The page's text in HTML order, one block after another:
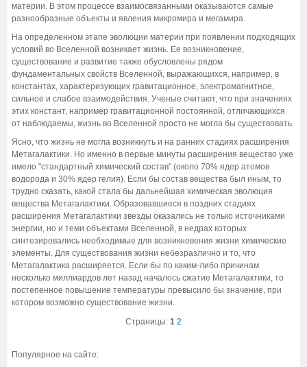
материи. В этом процессе взаимосвязанными оказываются самые
разнообразные объекты и явления микромира и мегамира.
На определенном этапе эволюции материи при появлении подходящих
условий во Вселенной возникает жизнь. Ее возникновение,
существование и развитие также обусловлены рядом
фундаментальных свойств Вселенной, выражающихся, например, в
константах, характеризующих гравитационное, электромагнитное,
сильное и слабое взаимодействия. Ученые считают, что при значениях
этих констант, например гравитационной постоянной, отличающихся
от наблюдаемы, жизнь во Вселенной просто не могла бы существовать.
Ясно, что жизнь не могла возникнуть и на ранних стадиях расширения
Метагалактики. Но именно в первые минуты расширения вещество уже
имело "стандартный химический состав" (около 70% ядер атомов
водорода и 30% ядер гелия). Если бы состав вещества был иным, то
трудно сказать, какой стала бы дальнейшая химическая эволюция
вещества Метагалактики. Образовавшиеся в поздних стадиях
расширения Метагалактики звезды оказались не только источниками
энергии, но и теми объектами Вселенной, в недрах которых
синтезировались необходимые для возникновения жизни химические
элементы. Для существования жизни небезразлично и то, что
Метагалактика расширяется. Если бы по каким-либо причинам
несколько миллиардов лет назад началось сжатие Метагалактики, то
постепенное повышение температуры превысило бы значение, при
котором возможно существование жизни.
Страницы: 1 2
Популярное на сайте: